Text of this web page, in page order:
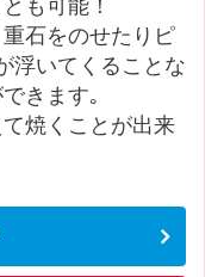
も可能！
石をのせたりピ
浮いてくることな
きます｡
焼くことが出来